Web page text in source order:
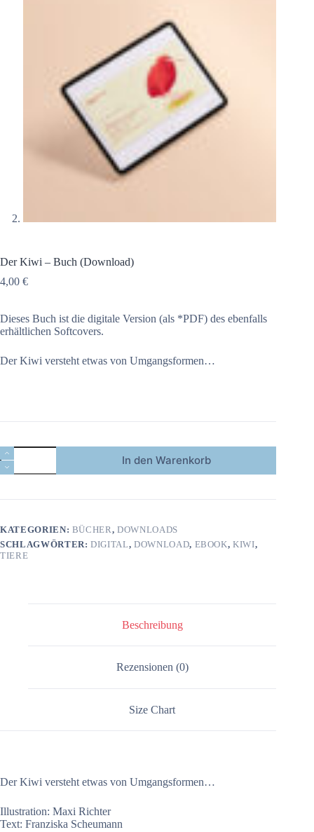
Der Kiwi – Buch (Download)
4,00 €
Dieses Buch ist die digitale Version (als *PDF) des ebenfalls
erhältlichen Softcovers.
Der Kiwi versteht etwas von Umgangsformen…
Der
Kiwi
-
(Download)
In den Warenkorb
KATEGORIEN: BÜCHER ,DOWNLOADS
SCHLAGWÖRTER:DIGITAL, DOWNLOAD, EBOOK,KIWI,
TIERE
Beschreibung
Rezensionen (0)
Size Chart
Der Kiwi versteht etwas von Umgangsformen…
Illustration: Maxi Richter
Text: Franziska Scheumann